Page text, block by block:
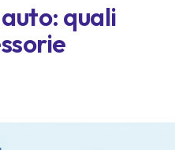
quali